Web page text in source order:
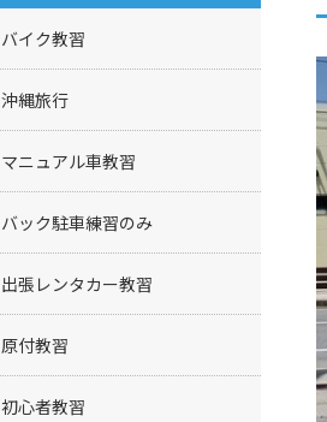
バイク教習
沖縄旅行
マニュアル車教習
バック駐車練習のみ
出張レンタカー教習
原付教習
初心者教習